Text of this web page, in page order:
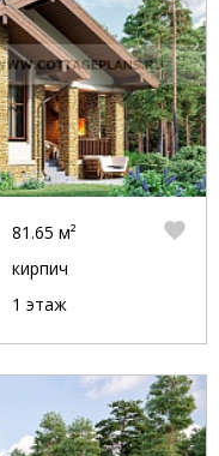
81.65 м²
кирпич
1 этаж